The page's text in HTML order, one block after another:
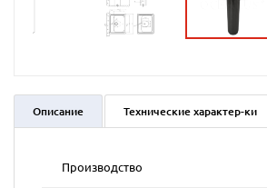
Описание Технические характер-ки
Производство